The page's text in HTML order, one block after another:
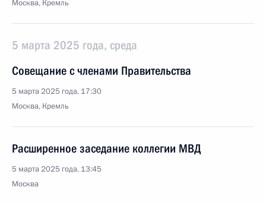
Москва, Кремль
5 марта 2025 года, среда
Совещание с членами Правительства
5 марта 2025 года, 17:30
Москва, Кремль
Расширенное заседание коллегии МВД
5 марта 2025 года, 13:45
Москва